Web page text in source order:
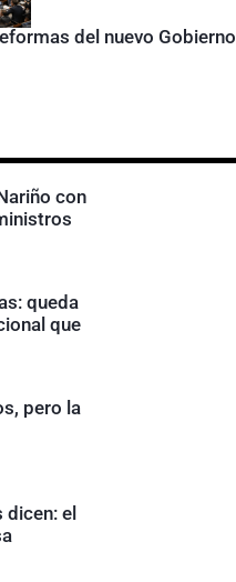
del nuevo Gobierno
con
queda
que
pero la
dicen: el